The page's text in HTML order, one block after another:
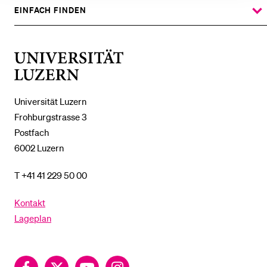
Universität Luzern
Frohburgstrasse 3
Postfach
6002 Luzern
T +41 41 229 50 00
Kontakt
Lageplan
FacebookTwitter YouTubeInstagram
UNTERMENÜ
EINFACH FINDEN
ZEIGE
DAS